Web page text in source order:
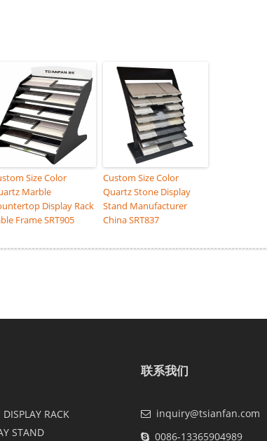
Size Color
Marble
Display Rack
Frame SRT905
Custom Size Color
Quartz Stone Display
Stand Manufacturer
China SRT837
RACK
STAND
联系我们
inquiry@tsianfan.com
0086-13365904989